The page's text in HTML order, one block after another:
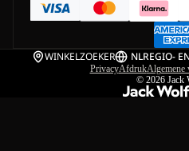
WINKELZOEKER NLREGIO-
PrivacyAfdrukAlgemene
© 2026 Jack